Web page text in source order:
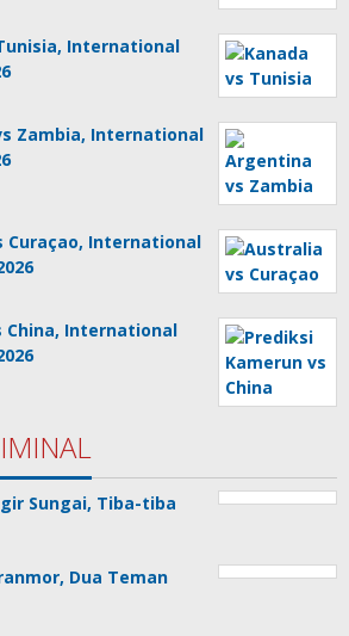
International
Zambia, International
Curaçao, International
China, International
Sungai, Tiba-tiba
Dua Teman